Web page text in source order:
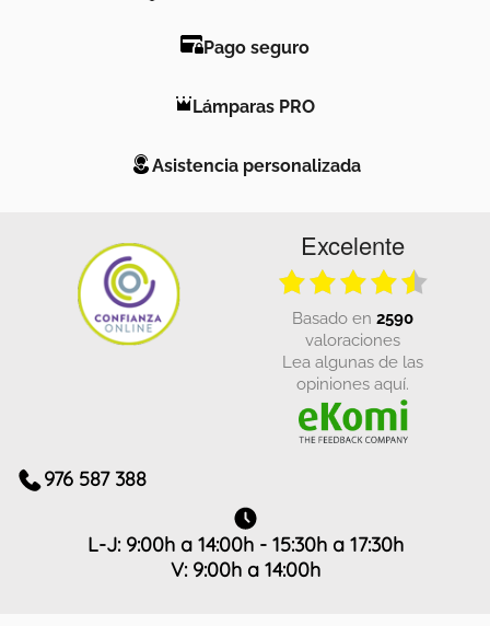
Pago seguro
Lámparas PRO
Asistencia personalizada
Excelente
basado en 2590
valoraciones
Lea algunas de las
opiniones aquí.
976 587 388
L-J: 9:00h a 14:00h - 15:30h a 17:30h
V: 9:00h a 14:00h